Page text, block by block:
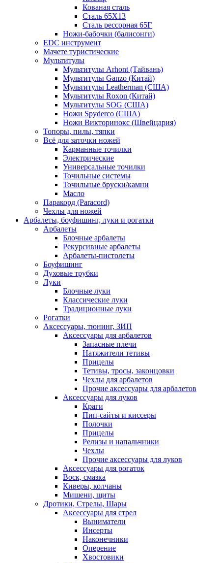
Кованая сталь
Сталь 65Х13
Сталь рессорная 65Г
Ножи-бабочки (балисонги)
EDC инструмент
Мачете туристические
Мультитулы
Мультитулы Arhont (Тайвань)
Мультитулы Ganzo (Китай)
Мультитулы Leatherman (США)
Мультитулы Roxon (Китай)
Мультитулы SOG (США)
Ножи Spyderco (США)
Ножи Викторинокс (Швейцария)
Топоры, пилы, тяпки
Всё для заточки ножей
Карманные точилки
Электрические
Универсальные точилки
Точильные системы
Точильные бруски/камни
Масло
Паракорд (Paracord)
Чехлы для ножей
Арбалеты, боуфишинг, луки и рогатки
Арбалеты
Блочные арбалеты
Рекурсивные арбалеты
Арбалеты-пистолеты
Боуфишинг
Духовые трубки
Луки
Блочные луки
Классические луки
Традиционные луки
Рогатки
Аксессуары, тюнинг, ЗИП
Аксессуары для арбалетов
Запасные плечи
Натяжители тетивы
Прицелы
Тетивы, тросы, законцовки
Чехлы для арбалетов
Прочие аксессуары для арбалетов
Аксессуары для луков
Краги
Пип-сайты и киссеры
Полочки
Прицелы
Релизы и напальчники
Чехлы
Прочие аксессуары для луков
Аксессуары для рогаток
Воск, смазка
Киверы, колчаны
Мишени, щиты
Дротики, Стрелы, Шары
Аксессуары для стрел
Выниматели
Инсерты
Наконечники
Оперение
Хвостовики